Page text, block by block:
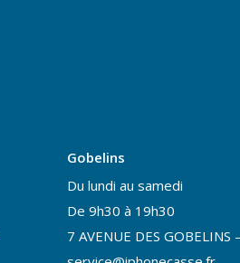
Gobelins
Du lundi au samedi
De 9h30 à 19h30
7 AVENUE DES GOBELINS